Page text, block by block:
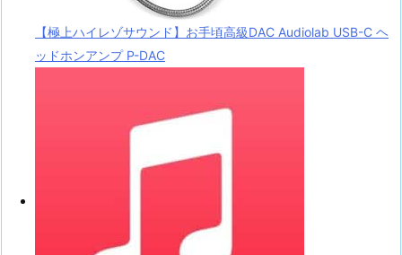
【極上ハイレゾサウンド】お手頃高級DAC Audiolab USB-C ヘ
ッドホンアンプ P-DAC